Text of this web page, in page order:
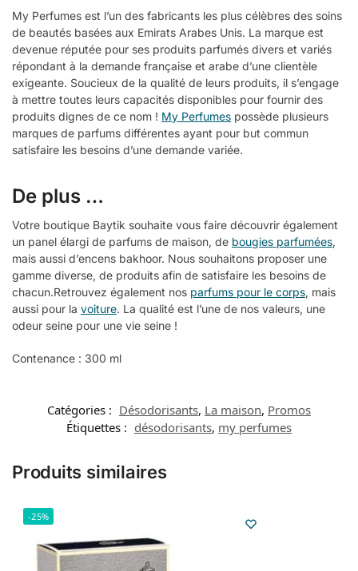
My Perfumes est l’un des fabricants les plus célèbres des soins
de beautés basées aux Emirats Arabes Unis. La marque est
devenue réputée pour ses produits parfumés divers et variés
répondant à la demande française et arabe d’une clientèle
exigeante. Soucieux de la qualité de leurs produits, il s’engage
à mettre toutes leurs capacités disponibles pour fournir des
produits dignes de ce nom ! My Perfumes possède plusieurs
marques de parfums différentes ayant pour but commun
satisfaire les besoins d’une demande variée.
De plus …
Votre boutique Baytik souhaite vous faire découvrir également
un panel élargi de parfums de maison, de bougies parfumées,
mais aussi d’encens bakhoor. Nous souhaitons proposer une
gamme diverse, de produits afin de satisfaire les besoins de
chacun.Retrouvez également nos parfums pour le corps, mais
aussi pour la voiture. La qualité est l’une de nos valeurs, une
odeur seine pour une vie seine !
Contenance : 300 ml
Catégories : Désodorisants, La maison, Promos
Étiquettes : désodorisants, my perfumes
Produits similaires
-25%